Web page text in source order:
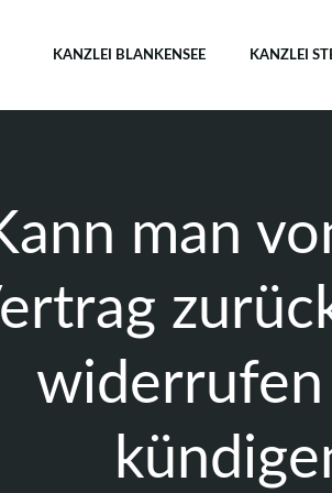
KANZLEI BLANKENSEE KANZLEI
man
widerrufen